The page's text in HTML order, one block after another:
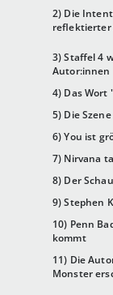
2) Die
reflektierter
3) Staffel 4
Autor:innen
4) Das Wort
5) Die
6) You ist
7) Nirvana
8) Der
9) Stephen
10) Penn
kommt
11) Die
Monster